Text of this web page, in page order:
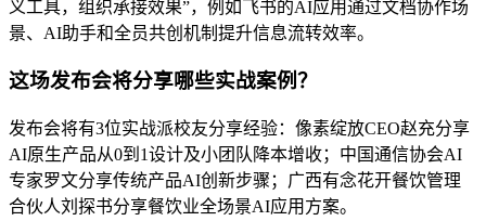
义工具，组织承接效果”，例如飞书的AI应用通过文档协作场
景、AI助手和全员共创机制提升信息流转效率。
这场发布会将分享哪些实战案例？
发布会将有3位实战派校友分享经验：像素绽放CEO赵充分享
AI原生产品从0到1设计及小团队降本增收；中国通信协会AI
专家罗文分享传统产品AI创新步骤；广西有念花开餐饮管理
合伙人刘探书分享餐饮业全场景AI应用方案。